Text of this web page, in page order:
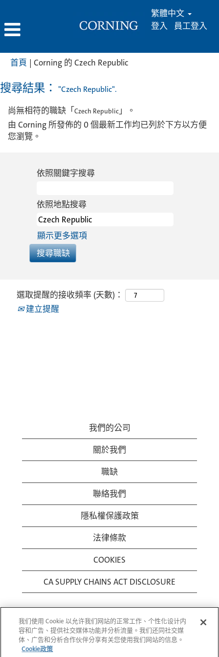
繁體中文
登入
員工登入
首頁 | Corning 的 Czech Republic(目
搜尋結果： "Czech Republic".
尚無相符的職缺「Czech Republic 」。
由 Corning 所發佈的 0 個最新工作均已列於下方以方便
您瀏覽。
依照關鍵字搜尋
依照地點搜尋
顯示更多選項
選取提醒的接收頻率 (天數)：
建立提醒
我們的公司
關於我們
職缺
聯絡我們
隱私權保護政策
法律條款
COOKIES
CA SUPPLY CHAINS ACT DISCLOSURE
我们使用 Cookie 以允许我们网站的正常工作、个性化设计内
容和广告、提供社交媒体功能并分析流量。我们还同社交媒
体、广告和分析合作伙伴分享有关您使用我们网站的信息。
Cookie政策